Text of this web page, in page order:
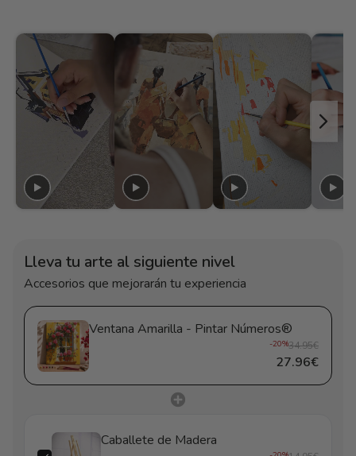
Lleva tu arte al siguiente nivel
Accesorios que mejorarán tu experiencia
Ventana Amarilla - Pintar Números®
-20%34.95€
27.96€
Caballete de Madera